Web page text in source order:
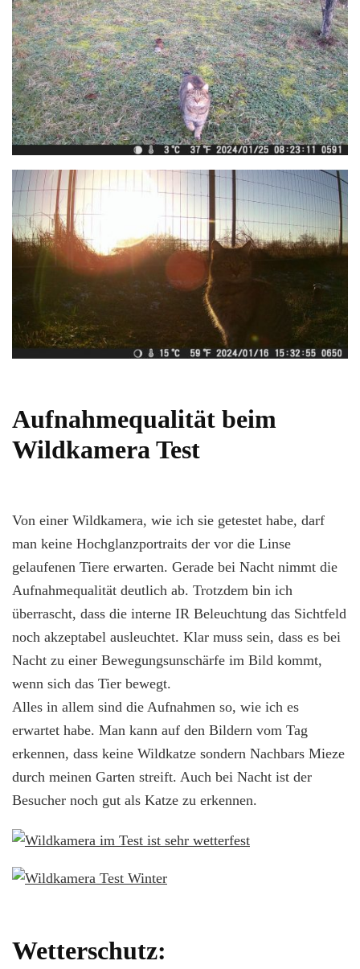
Aufnahmequalität beim
Wildkamera Test
Von einer Wildkamera, wie ich sie getestet habe, darf
man keine Hochglanzportraits der vor die Linse
gelaufenen Tiere erwarten. Gerade bei Nacht nimmt die
Aufnahmequalität deutlich ab. Trotzdem bin ich
überrascht, dass die interne IR Beleuchtung das Sichtfeld
noch akzeptabel ausleuchtet. Klar muss sein, dass es bei
Nacht zu einer Bewegungsunschärfe im Bild kommt,
wenn sich das Tier bewegt.
Alles in allem sind die Aufnahmen so, wie ich es
erwartet habe. Man kann auf den Bildern vom Tag
erkennen, dass keine Wildkatze sondern Nachbars Mieze
durch meinen Garten streift. Auch bei Nacht ist der
Besucher noch gut als Katze zu erkennen.
Wetterschutz: